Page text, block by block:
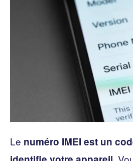
Le numéro IMEI est un